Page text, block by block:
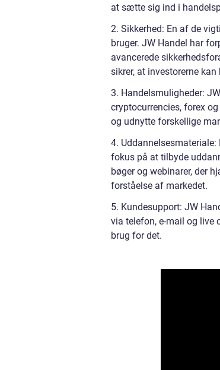
at sætte sig ind i
2. Sikkerhed: En af de
bruger. JW Handel har
avancerede
sikrer, at investorerne
3. Handelsmuligheder:
cryptocurrencies, forex
og udnytte forskellige
4.
fokus på at tilbyde
bøger og webinarer, der
forståelse af markedet.
5. Kundesupport: JW
via telefon, e-mail og live
brug for det.